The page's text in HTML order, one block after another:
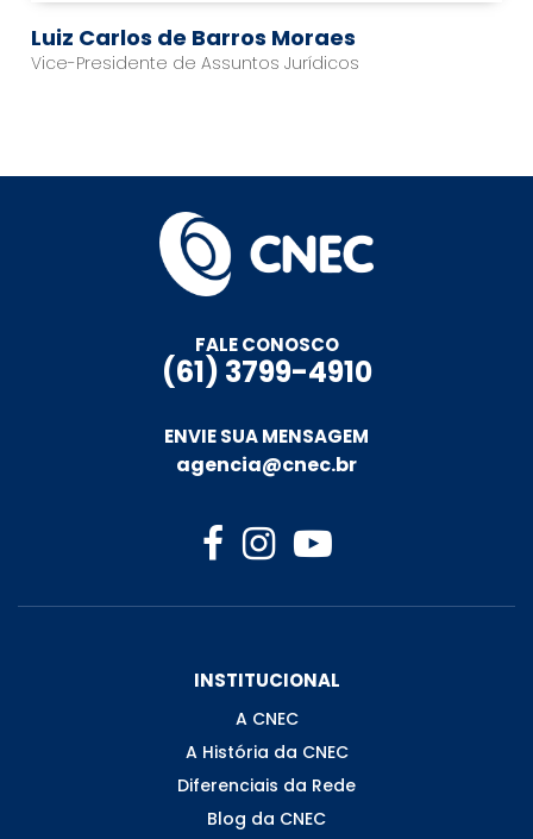
Luiz Carlos de Barros Moraes
Vice-Presidente de Assuntos Jurídicos
FALE CONOSCO
(61) 3799-4910
ENVIE SUA MENSAGEM
agencia@cnec.br
INSTITUCIONAL
A CNEC
A História da CNEC
Diferenciais da Rede
Blog da CNEC